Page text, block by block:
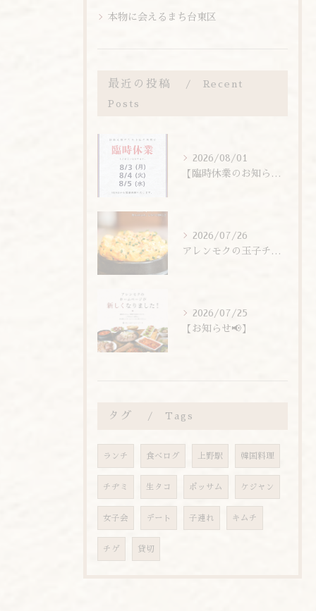
本物に会えるまち台東区
最近の投稿 Recent
Posts
2026/08/01
【臨時休業のお知らせ】
2026/07/26
アレンモクの玉子チムは、玉子を惜しまず6個分使用しています！
2026/07/25
【お知らせ📢】
タグ Tags
ランチ 食べログ 上野駅 韓国料理
チヂミ 生タコ ポッサム ケジャン
女子会 デート 子連れ キムチ
チゲ 貸切